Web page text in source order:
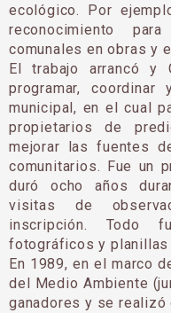
ecológico. Por
reconocimiento
comunales en obras y
El trabajo arrancó y
programar,
municipal, en el cual
propietarios de
mejorar las fuentes
comunitarios. Fue un
duró ocho años
visitas de
inscripción. Todo
fotográficos y planillas
En 1989, en el marco
del Medio Ambiente
ganadores y se